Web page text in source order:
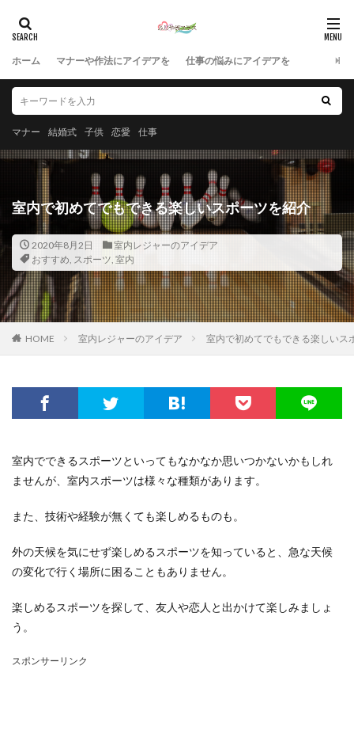
ホーム マナーや作法にアイデアを 仕事の悩みにアイデアを
マナー 結婚式 子供 恋愛 仕事
室内で初めてでもできる楽しいスポーツを紹介
2020年8月2日
室内レジャーのアイデア
おすすめ, スポーツ, 室内
HOME 室内レジャーのアイデア 室内で初めてでもできる楽しいス
室内でできるスポーツといってもなかなか思いつかないかもしれ
ませんが、室内スポーツは様々な種類があります。
また、技術や経験が無くても楽しめるものも。
外の天候を気にせず楽しめるスポーツを知っていると、急な天候
の変化で行く場所に困ることもありません。
楽しめるスポーツを探して、友人や恋人と出かけて楽しみましょ
う。
スポンサーリンク